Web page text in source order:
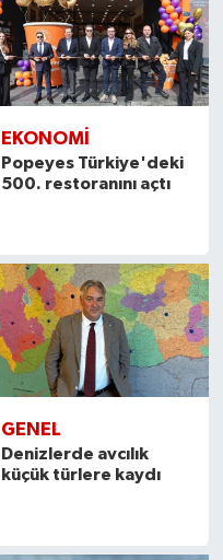
EKONOMI
Popeyes Türkiye'deki
500. restoranını açtı
GENEL
Denizlerde avcılık
küçük türlere kaydı